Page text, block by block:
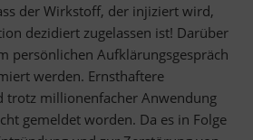
der Wirkstoff, der injiziert wird,
dezidiert zugelassen ist! Darüber
persönlichen Aufklärungsgespräch
werden. Ernsthaftere
trotz millionenfacher Anwendung
gemeldet worden. Da es in Folge